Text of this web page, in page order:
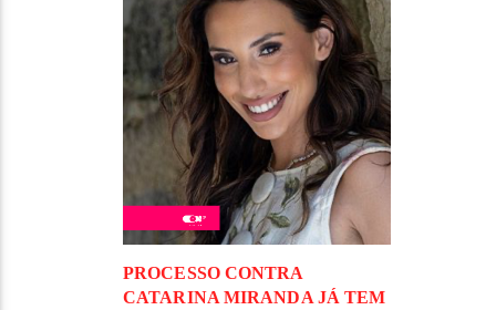
PROCESSO CONTRA
CATARINA MIRANDA JÁ TEM